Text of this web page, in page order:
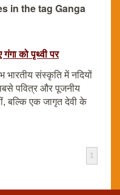
in the tag Ganga
को पृथ्वी पर
भारतीय संस्कृति में नदियों
पवित्र और पूजनीय
बल्कि एक जागृत देवी के
1